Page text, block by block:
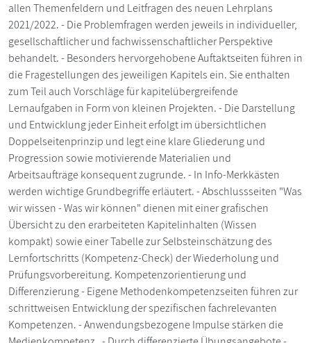
allen Themenfeldern und Leitfragen des neuen Lehrplans
2021/2022. - Die Problemfragen werden jeweils in individueller,
gesellschaftlicher und fachwissenschaftlicher Perspektive
behandelt. - Besonders hervorgehobene Auftaktseiten führen in
die Fragestellungen des jeweiligen Kapitels ein. Sie enthalten
zum Teil auch Vorschläge für kapitelübergreifende
Lernaufgaben in Form von kleinen Projekten. - Die Darstellung
und Entwicklung jeder Einheit erfolgt im übersichtlichen
Doppelseitenprinzip und legt eine klare Gliederung und
Progression sowie motivierende Materialien und
Arbeitsaufträge konsequent zugrunde. - In Info-Merkkästen
werden wichtige Grundbegriffe erläutert. - Abschlussseiten "Was
wir wissen - Was wir können" dienen mit einer grafischen
Übersicht zu den erarbeiteten Kapitelinhalten (Wissen
kompakt) sowie einer Tabelle zur Selbsteinschätzung des
Lernfortschritts (Kompetenz-Check) der Wiederholung und
Prüfungsvorbereitung. Kompetenzorientierung und
Differenzierung - Eigene Methodenkompetenzseiten führen zur
schrittweisen Entwicklung der spezifischen fachrelevanten
Kompetenzen. - Anwendungsbezogene Impulse stärken die